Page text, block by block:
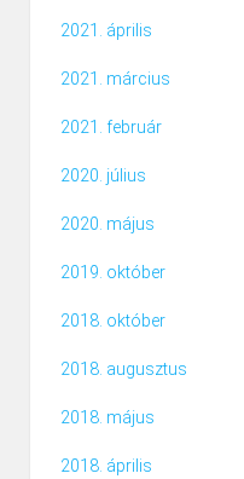
2021. április
2021. március
2021. február
2020. július
2020. május
2019. október
2018. október
2018. augusztus
2018. május
2018. április